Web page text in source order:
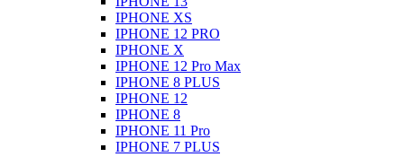
IPHONE XS
IPHONE 12 PRO
IPHONE X
IPHONE 12 Pro Max
IPHONE 8 PLUS
IPHONE 12
IPHONE 8
IPHONE 11 Pro
IPHONE 7 PLUS